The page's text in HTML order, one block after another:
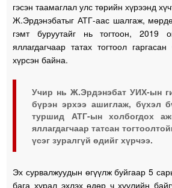
гэсэн таамаглал улс төрийн хүрээнд
Ж.Эрдэнэбатыг АТГ-аас шалгаж,
гэмт буруутайг нь тогтоон,
яллагдагчаар татах тогтоол
хүрсэн байна.
Учир нь Ж.Эрдэнэбат УИХ-ын
бүрэн эрхээ ашиглаж, бүхэл
туршид АТГ-ын холбогдох
яллагдагчаар татсан
үсэг зуралгүй өдийг хүрчээ.
Эх сурвалжуудын өгүүлж буйгаар 5
бага хурал эхлэх өдөр ч хуулийн